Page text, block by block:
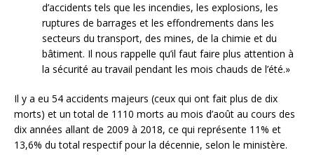
d’accidents tels que les incendies, les explosions, les
ruptures de barrages et les effondrements dans les
secteurs du transport, des mines, de la chimie et du
bâtiment. Il nous rappelle qu’il faut faire plus attention à
la sécurité au travail pendant les mois chauds de l’été.»
Il y a eu 54 accidents majeurs (ceux qui ont fait plus de dix
morts) et un total de 1110 morts au mois d’août au cours des
dix années allant de 2009 à 2018, ce qui représente 11% et
13,6% du total respectif pour la décennie, selon le ministère.